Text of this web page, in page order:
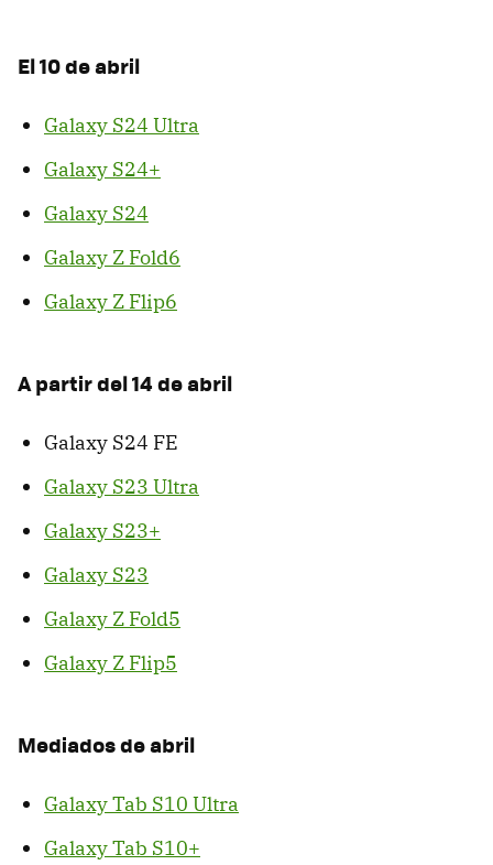
El 10 de abril
Galaxy S24 Ultra
Galaxy S24+
Galaxy S24
Galaxy Z Fold6
Galaxy Z Flip6
A partir del 14 de abril
Galaxy S24 FE
Galaxy S23 Ultra
Galaxy S23+
Galaxy S23
Galaxy Z Fold5
Galaxy Z Flip5
Mediados de abril
Galaxy Tab S10 Ultra
Galaxy Tab S10+